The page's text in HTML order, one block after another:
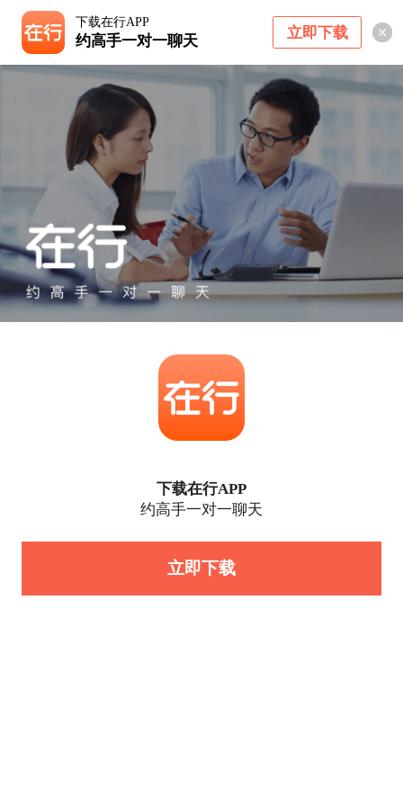
下载在行APP
约高手一对一聊天 立即下载
下载在行APP
约高手一对一聊天
立即下载